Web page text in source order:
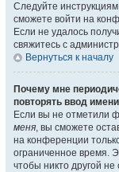
Следуйте
сможете войти на
Если не удалось
свяжитесь с
Вернуться к началу
Почему мне
повторять ввод
Если вы не отметили
меня, вы сможете
на конференции
ограниченное время.
чтобы никто другой не